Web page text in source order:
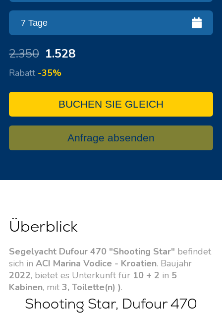
2.350 1.528
Rabatt -35%
BUCHEN SIE GLEICH
Anfrage absenden
Überblick
Segelyacht Dufour 470 "Shooting Star" befindet
sich in ACI Marina Vodice - Kroatien. Baujahr
2022, bietet es Unterkunft für 10 + 2 in 5
Kabinen, mit 3, Toilette(n) ).
Shooting Star, Dufour 470